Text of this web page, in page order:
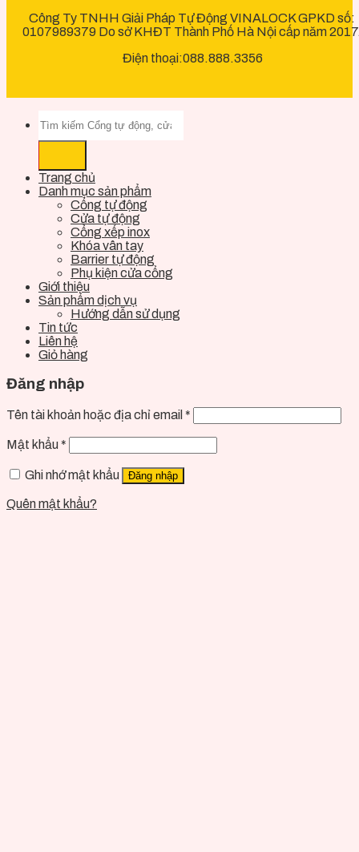
Công Ty TNHH Giải Pháp Tự Động VINALOCK GPKD số:
0107989379 Do sở KHĐT Thành Phố Hà Nội cấp năm
Điện thoại:088.888.3356
Trang chủ
Danh mục sản phẩm
Cổng tự động
Cửa tự động
Cổng xếp inox
Khóa vân tay
Barrier tự động
Phụ kiện cửa cổng
Giới thiệu
Sản phẩm dịch vụ
Hướng dẫn sử dụng
Tin tức
Liên hệ
Giỏ hàng
Đăng nhập
Tên tài khoản hoặc địa chỉ email *
Mật khẩu *
Ghi nhớ mật khẩu Đăng nhập
Quên mật khẩu?